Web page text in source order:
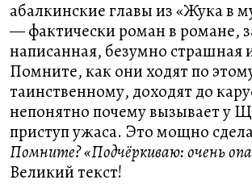
абалкинские главы из «Жука в
— фактически роман в романе,
написанная, безумно страшная
Помните, как они ходят по
таинственному, доходят до
непонятно почему вызывает у
приступ ужаса. Это мощно
Помните? «Подчёркиваю: очень
Великий текст!